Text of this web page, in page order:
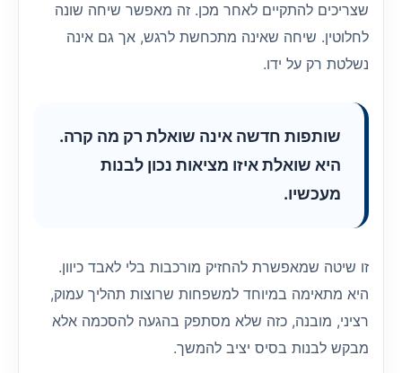
שצריכים להתקיים לאחר מכן. זה מאפשר שיחה שונה
לחלוטין. שיחה שאינה מתכחשת לרגש, אך גם אינה
נשלטת רק על ידו.
שותפות חדשה אינה שואלת רק מה קרה.
היא שואלת איזו מציאות נכון לבנות
מעכשיו.
זו שיטה שמאפשרת להחזיק מורכבות בלי לאבד כיוון.
היא מתאימה במיוחד למשפחות שרוצות תהליך עמוק,
רציני, מובנה, כזה שלא מסתפק בהגעה להסכמה אלא
מבקש לבנות בסיס יציב להמשך.